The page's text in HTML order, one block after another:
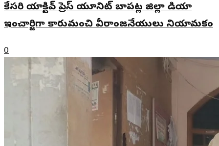
కేసరి యాక్టివ్ ప్రెస్ యూనిట్ బాపట్ల జిల్లా మీడియా
ఇంచార్జిగా కారుమంచి వీరాంజనేయులు నియామకం
0